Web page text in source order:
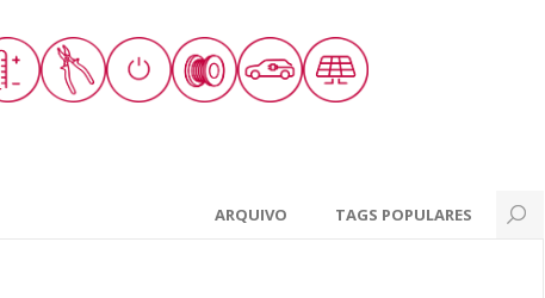
ARQUIVO TAGS POPULARES